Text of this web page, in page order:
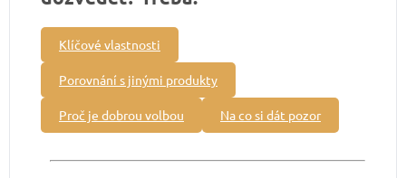
Klíčové vlastnosti
Porovnání s jinými produkty
Proč je dobrou volbou Na co si dát pozor